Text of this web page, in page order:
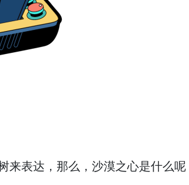
表达，那么，沙漠之心是什么